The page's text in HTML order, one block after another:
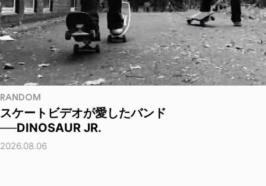
RANDOM
スケートビデオが愛したバンド
──DINOSAUR JR.
2026.08.06